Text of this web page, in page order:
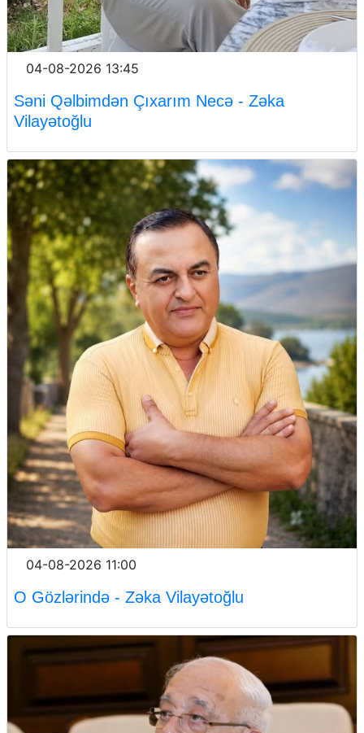
04-08-2026 13:45
Səni Qəlbimdən Çıxarım Necə - Zəka
Vilayətoğlu
04-08-2026 11:00
O Gözlərində - Zəka Vilayətoğlu